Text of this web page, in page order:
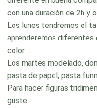
con una duración de 2h y
Los lunes tendremos el
aprenderemos diferentes
color.
Los martes modelado,
pasta de papel, pasta
Para hacer figuras
guste.